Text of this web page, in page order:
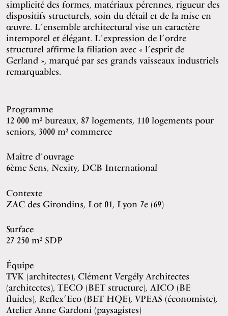
simplicité des formes, matériaux pérennes, rigueur des
dispositifs structurels, soin du détail et de la mise en
œuvre. L’ensemble architectural vise un caractère
intemporel et élégant. L’expression de l’ordre
structurel affirme la filiation avec « l’esprit de
Gerland », marqué par ses grands vaisseaux industriels
remarquables.
Programme
12 000 m² bureaux, 87 logements, 110 logements pour
seniors, 3000 m² commerce
Maître d’ouvrage
6ème Sens, Nexity, DCB International
Contexte
ZAC des Girondins, Lot 01, Lyon 7e (69)
Surface
27 250 m² SDP
Équipe
TVK (architectes), Clément Vergély Architectes
(architectes), TECO (BET structure), AICO (BE
fluides), Reflex’Eco (BET HQE), VPEAS (économiste),
Atelier Anne Gardoni (paysagistes)